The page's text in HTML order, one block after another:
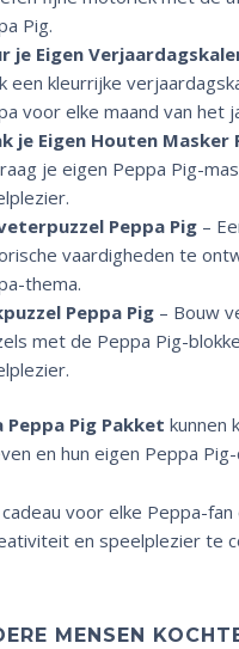
Pig.
je Eigen
een kleurrijke
voor elke maand van het
je Eigen Houten Masker
je eigen Peppa Pig-
Peppa Pig–
vaardigheden te
thema.
Peppa Pig– Bouw
met de Peppa Pig-
Peppa Pig Pakket kunnen
en hun eigen Peppa
voor elke Peppa-fan
en speelplezier te
MENSEN